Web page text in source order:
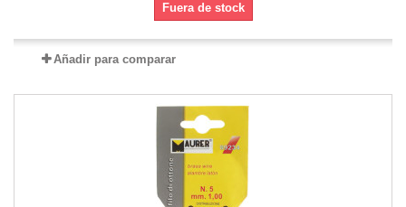
Fuera de stock
Añadir para comparar